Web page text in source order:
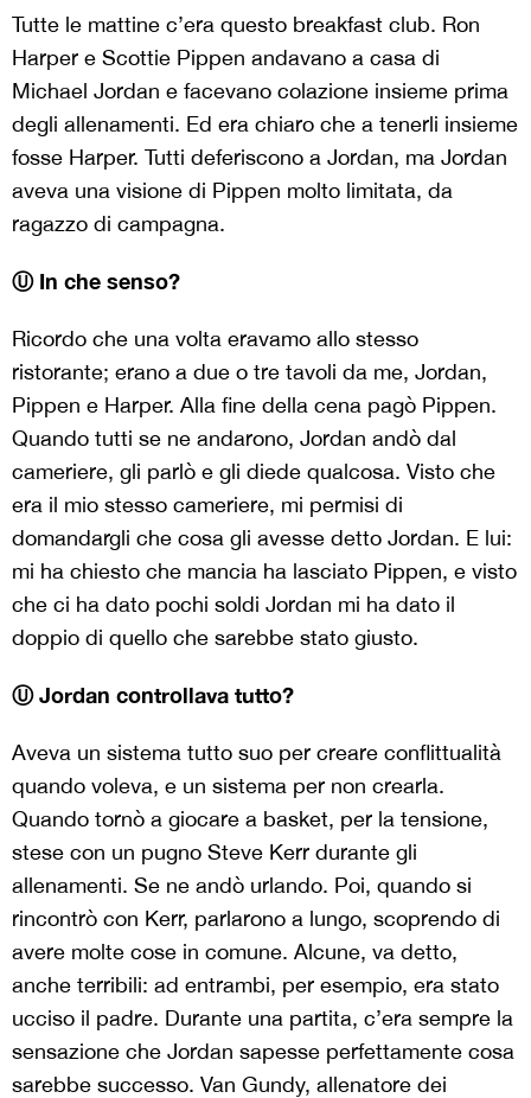
Tutte le mattine c’era questo breakfast club. Ron
Harper e Scottie Pippen andavano a casa di
Michael Jordan e facevano colazione insieme prima
degli allenamenti. Ed era chiaro che a tenerli insieme
fosse Harper. Tutti deferiscono a Jordan, ma Jordan
aveva una visione di Pippen molto limitata, da
ragazzo di campagna.
Ⓤ In che senso?
Ricordo che una volta eravamo allo stesso
ristorante; erano a due o tre tavoli da me, Jordan,
Pippen e Harper. Alla fine della cena pagò Pippen.
Quando tutti se ne andarono, Jordan andò dal
cameriere, gli parlò e gli diede qualcosa. Visto che
era il mio stesso cameriere, mi permisi di
domandargli che cosa gli avesse detto Jordan. E lui:
mi ha chiesto che mancia ha lasciato Pippen, e visto
che ci ha dato pochi soldi Jordan mi ha dato il
doppio di quello che sarebbe stato giusto.
Ⓤ Jordan controllava tutto?
Aveva un sistema tutto suo per creare conflittualità
quando voleva, e un sistema per non crearla.
Quando tornò a giocare a basket, per la tensione,
stese con un pugno Steve Kerr durante gli
allenamenti. Se ne andò urlando. Poi, quando si
rincontrò con Kerr, parlarono a lungo, scoprendo di
avere molte cose in comune. Alcune, va detto,
anche terribili: ad entrambi, per esempio, era stato
ucciso il padre. Durante una partita, c’era sempre la
sensazione che Jordan sapesse perfettamente cosa
sarebbe successo. Van Gundy, allenatore dei